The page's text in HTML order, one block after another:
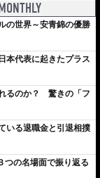
の世界～安青錦の優勝
本代表に起きたプラス
るのか？ 驚きの「フ
いる退職金と引退相撲
つの名場面で振り返る